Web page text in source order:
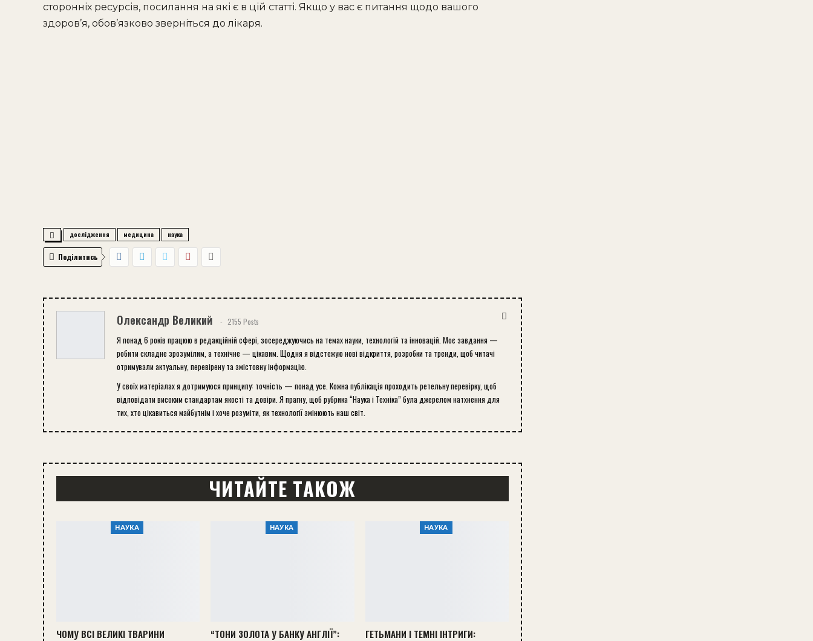
сторонніх ресурсів, посилання на які є в цій статті. Якщо у вас є питання щодо вашого
здоров’я, обов’язково зверніться до лікаря.
дослідження медицина наука
Поділитись
Олександр Великий 2155 Posts
Я понад 6 років працюю в редакційній сфері, зосереджуючись на темах науки, технологій та інновацій. Моє завдання —
робити складне зрозумілим, а технічне — цікавим. Щодня я відстежую нові відкриття, розробки та тренди, щоб читачі
отримували актуальну, перевірену та змістовну інформацію.
У своїх матеріалах я дотримуюся принципу: точність — понад усе. Кожна публікація проходить ретельну перевірку, щоб
відповідати високим стандартам якості та довіри. Я прагну, щоб рубрика “Наука і Техніка” була джерелом натхнення для
тих, хто цікавиться майбутнім і хоче розуміти, як технології змінюють наш світ.
ЧИТАЙТЕ ТАКОЖ
НАУКА
ЧОМУ ВСІ ВЕЛИКІ ТВАРИНИ
НАУКА
“ТОНИ ЗОЛОТА У БАНКУ АНГЛІЇ”:
НАУКА
ГЕТЬМАНИ І ТЕМНІ ІНТРИГИ: